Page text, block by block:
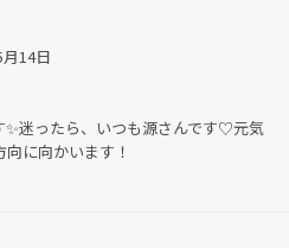
月14日
✨迷ったら、いつも源さんです♡元気
に向かいます！